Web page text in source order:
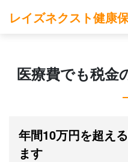
レイズネクスト健康
医療費でも税金
年間10万円を超え
ます